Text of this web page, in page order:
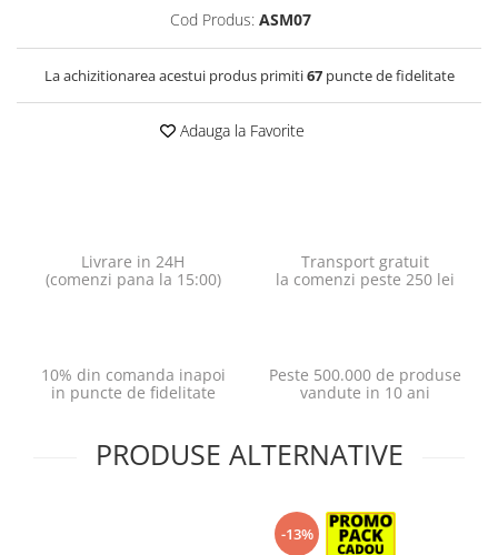
Cod Produs: ASM07
La achizitionarea acestui produs primiti67puncte de fidelitate
Adauga la Favorite
Livrare in 24H
(comenzi pana la 15:00)
Transport gratuit
la comenzi peste 250 lei
10% din comanda inapoi
in puncte de fidelitate
Peste 500.000 de produse
vandute in 10 ani
PRODUSE ALTERNATIVE
-13%